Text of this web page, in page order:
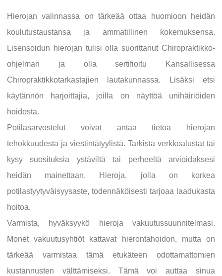
Hierojan valinnassa on tärkeää ottaa huomioon heidän
koulutustaustansa ja ammatillinen kokemuksensa.
Lisensoidun hierojan tulisi olla suorittanut Chiropraktikko-
ohjelman ja olla sertifioitu Kansallisessa
Chiropraktikkotarkastajien lautakunnassa. Lisäksi etsi
käytännön harjoittajia, joilla on näyttöä unihäiriöiden
hoidosta.
Potilasarvostelut voivat antaa tietoa hierojan
tehokkuudesta ja viestintätyylistä. Tarkista verkkoalustat tai
kysy suosituksia ystäviltä tai perheeltä arvioidaksesi
heidän mainettaan. Hieroja, jolla on korkea
potilastyytyväisyysaste, todennäköisesti tarjoaa laadukasta
hoitoa.
Varmista, hyväksyykö hieroja vakuutussuunnitelmasi.
Monet vakuutusyhtiöt kattavat hierontahoidon, mutta on
tärkeää varmistaa tämä etukäteen odottamattomien
kustannusten välttämiseksi. Tämä voi auttaa sinua